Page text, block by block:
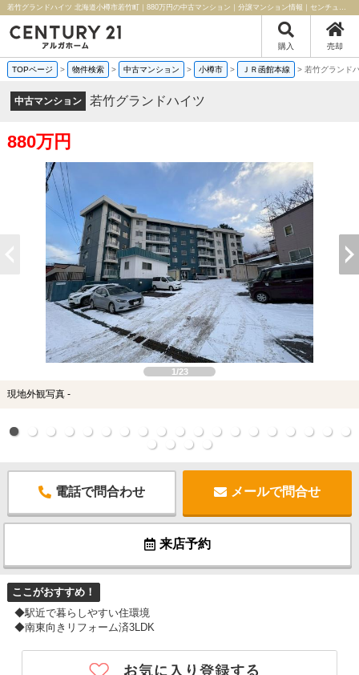
若竹グランドハイツ 北海道小樽市若竹町｜880万円の中古マンション｜分譲マンション情報｜センチュリー21アルガホーム
購入 売却
TOPページ > 物件検索 > 中古マンション > 小樽市 > ＪＲ函館本線 > 若竹グランド
中古マンション 若竹グランドハイツ
880万円
1/23
現地外観写真 -
電話で問合わせ メールで問合せ
来店予約
ここがおすすめ！
◆駅近で暮らしやすい住環境
◆南東向きリフォーム済3LDK